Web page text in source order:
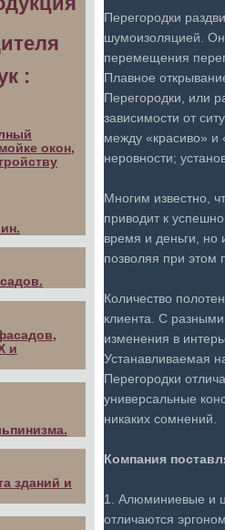
Перегородки
шумоизоляцией.
перемещения
Плавное
Перегородки, или
зависимости от
между «красиво»
неровности;
Многим известно,
приводит к
время и деньги, но
позволяя при этом
Количество
клиента. С
изменения в
Устанавливаемая
Перегородки
универсальные
никаких сомнений.
Компания
1. Алюминиевые и
отличаются
:
окон,
и
зданий и